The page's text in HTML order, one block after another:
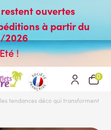
ouvertes
à partir du
2026
!
0
tendances déco qui transforment